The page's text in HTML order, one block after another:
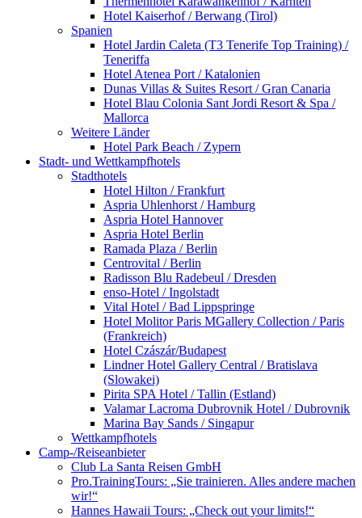
Hotel Kaiserhof / Berwang (Tirol)
Spanien
Hotel Jardin Caleta (T3 Tenerife Top Training) /
Teneriffa
Hotel Atenea Port / Katalonien
Dunas Villas & Suites Resort / Gran Canaria
Hotel Blau Colonia Sant Jordi Resort & Spa /
Mallorca
Weitere Länder
Hotel Park Beach / Zypern
Stadt- und Wettkampfhotels
Stadthotels
Hotel Hilton / Frankfurt
Aspria Uhlenhorst / Hamburg
Aspria Hotel Hannover
Aspria Hotel Berlin
Ramada Plaza / Berlin
Centrovital / Berlin
Radisson Blu Radebeul / Dresden
enso-Hotel / Ingolstadt
Vital Hotel / Bad Lippspringe
Hotel Molitor Paris MGallery Collection / Paris
(Frankreich)
Hotel Czászár/Budapest
Lindner Hotel Gallery Central / Bratislava
(Slowakei)
Pirita SPA Hotel / Tallin (Estland)
Valamar Lacroma Dubrovnik Hotel / Dubrovnik
Marina Bay Sands / Singapur
Wettkampfhotels
Camp-/Reiseanbieter
Club La Santa Reisen GmbH
Pro.TrainingTours: „Sie trainieren. Alles andere machen
wir!“
Hannes Hawaii Tours: „Check out your limits!“